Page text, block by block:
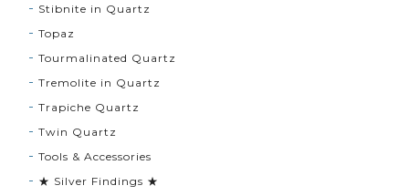
Stibnite in Quartz
Topaz
Tourmalinated Quartz
Tremolite in Quartz
Trapiche Quartz
Twin Quartz
Tools & Accessories
★ Silver Findings ★